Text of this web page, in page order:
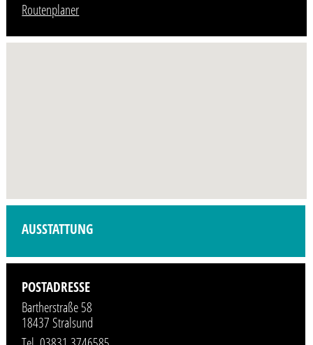
Routenplaner
Profilbild wird demnächst vom Veranstalter hinzugefügt.
AUSSTATTUNG
POSTADRESSE
Bartherstraße 58
18437 Stralsund